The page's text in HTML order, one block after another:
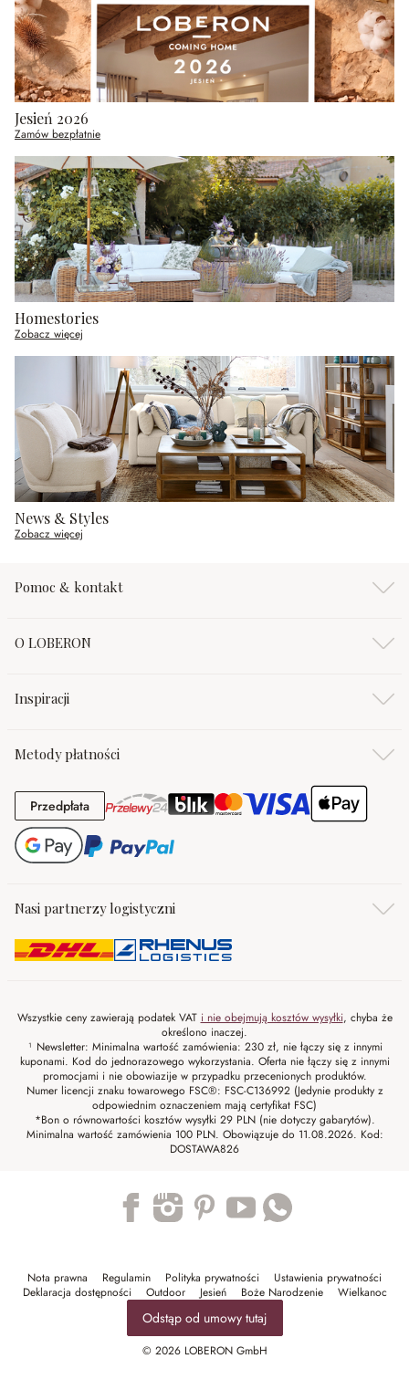
Jesień 2026
Zamów bezpłatnie
Homestories
Zobacz więcej
News & Styles
Zobacz więcej
Pomoc & kontakt
O LOBERON
Inspiracji
Metody płatności
PrzedpłataPrzedpłata
Nasi partnerzy logistyczni
Wszystkie ceny zawierają podatek VAT i nie obejmują kosztów wysyłki, chyba że
określono inaczej.
¹ Newsletter: Minimalna wartość zamówienia: 230 zł, nie łączy się z innymi
kuponami. Kod do jednorazowego wykorzystania. Oferta nie łączy się z innymi
promocjami i nie obowiazije w przypadku przecenionych produktów.
Numer licencji znaku towarowego FSC®: FSC-C136992 (Jedynie produkty z
odpowiednim oznaczeniem mają certyfikat FSC)
*Bon o równowartości kosztów wysyłki 29 PLN (nie dotyczy gabarytów).
Minimalna wartość zamówienia 100 PLN. Obowiązuje do 11.08.2026. Kod:
DOSTAWA826
Nota prawna Regulamin Polityka prywatności
Ustawienia prywatności
Deklaracja dostępności
Outdoor Jesień Boże Narodzenie Wielkanoc
Odstąp od umowy tutaj
© 2026 LOBERON GmbH